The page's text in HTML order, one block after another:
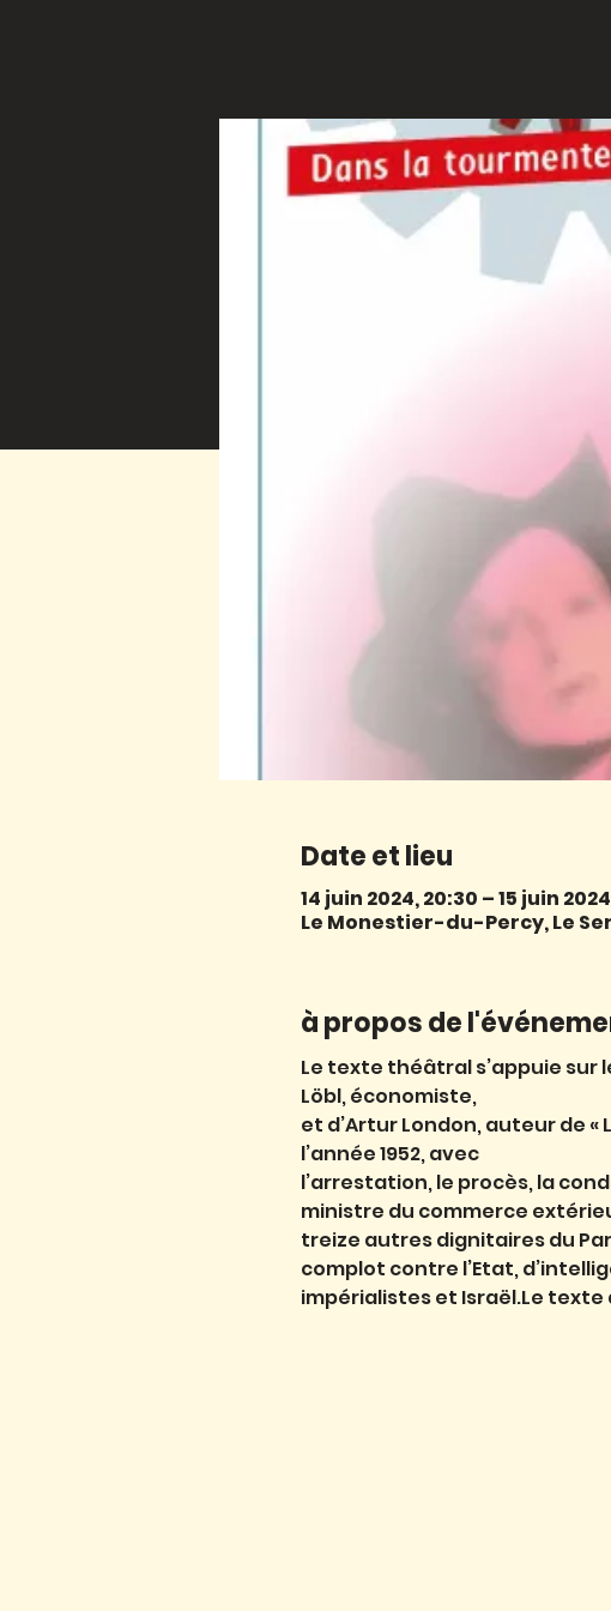
Date et lieu
14 juin 2024, 20:30 – 15 juin
Le Monestier-du-Percy, Le
à propos de
Le texte théâtral s’appuie sur
Löbl, économiste,
et d’Artur London, auteur de
l’année 1952, avec
l’arrestation, le procès, la
ministre du commerce
treize autres dignitaires du
complot contre l’Etat,
impérialistes et Israël.Le texte